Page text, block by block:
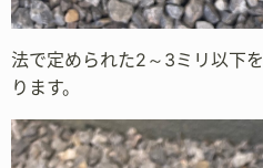
法で定められた2～3ミリ以下
ります。